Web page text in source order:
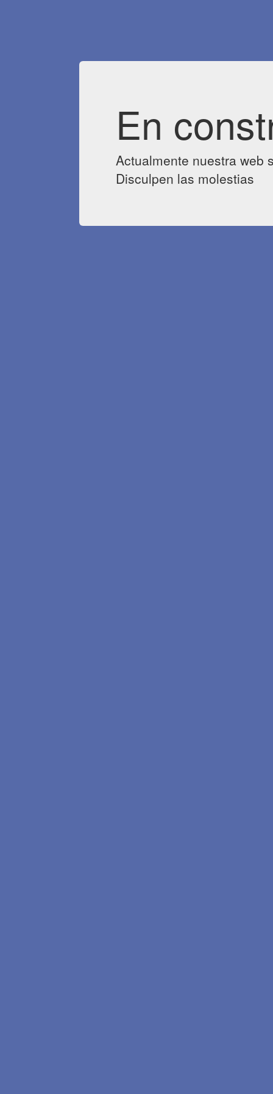
En
Actualmente nuestra web
Disculpen las molestias